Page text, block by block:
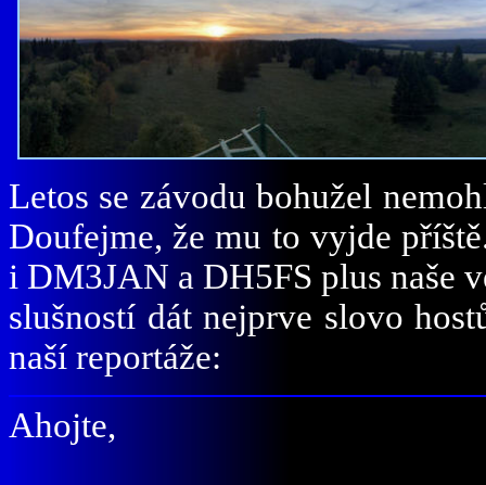
Letos se závodu bohužel
Doufejme, že mu to vyjde
i DM3JAN a DH5FS plus naše
slušností dát nejprve slovo
naší reportáže:
Ahojte,